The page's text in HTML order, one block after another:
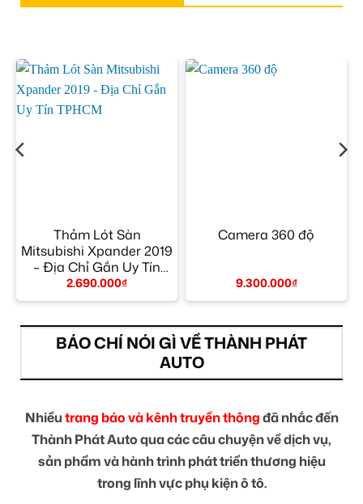
Thảm Lót Sàn
Mitsubishi Xpander 2019
– Địa Chỉ Gắn Uy Tín
TPHCM
2.690.000₫
Camera 360 độ
9.300.000₫
BÁO CHÍ NÓI GÌ VỀ THÀNH PHÁT
AUTO
Nhiềutrang báo và kênh truyền thôngđã nhắc đến
Thành Phát Auto qua các câu chuyện về dịch vụ,
sản phẩm và hành trình phát triển thương hiệu
trong lĩnh vực phụ kiện ô tô.